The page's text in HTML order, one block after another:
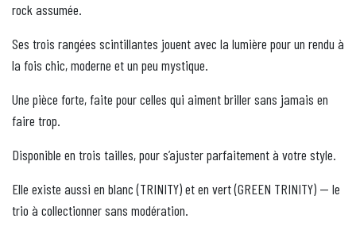
rock assumée.
Ses trois rangées scintillantes jouent avec la lumière pour un rendu à
la fois chic, moderne et un peu mystique.
Une pièce forte, faite pour celles qui aiment briller sans jamais en
faire trop.
Disponible en trois tailles, pour s’ajuster parfaitement à votre style.
Elle existe aussi en blanc (TRINITY) et en vert (GREEN TRINITY) — le
trio à collectionner sans modération.